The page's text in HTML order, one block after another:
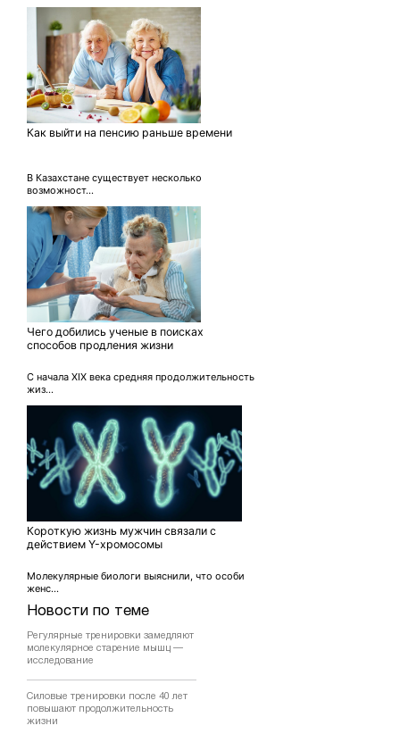
Новости по теме
Регулярные тренировки замедляют
молекулярное старение мышц —
исследование
Силовые тренировки после 40 лет
повышают продолжительность
жизни
Как выйти на пенсию раньше времени
В Казахстане существует несколько
возможност...
Чего добились ученые в поисках
способов продления жизни
С начала XIX века средняя продолжительность
жиз...
Короткую жизнь мужчин связали с
действием Y-хромосомы
Молекулярные биологи выяснили, что особи
женс...